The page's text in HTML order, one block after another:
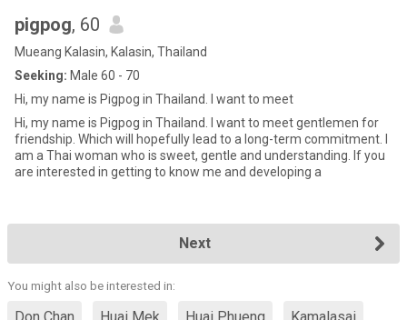
pigpog, 60
Mueang Kalasin, Kalasin, Thailand
Seeking: Male 60 - 70
Hi, my name is Pigpog in Thailand. I want to meet
Hi, my name is Pigpog in Thailand. I want to meet gentlemen for
friendship. Which will hopefully lead to a long-term commitment. I
am a Thai woman who is sweet, gentle and understanding. If you
are interested in getting to know me and developing a
Next
You might also be interested in: